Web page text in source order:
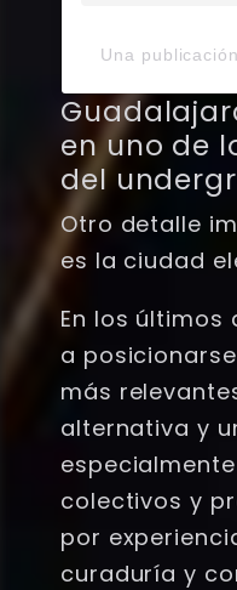
Una
en uno de
del
Otro detalle
es la ciudad
En los últimos
a
más
alternativa y
colectivos y
por
curaduría y